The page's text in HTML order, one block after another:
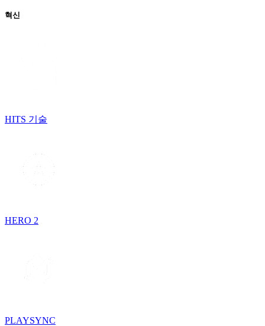
혁신
HITS 기술
HERO 2
PLAYSYNC